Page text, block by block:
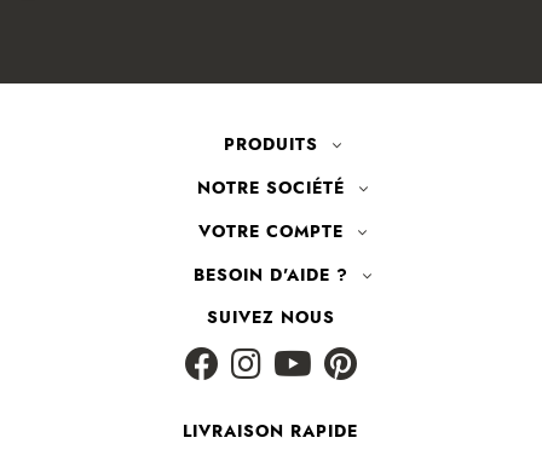
PRODUITS
NOTRE SOCIÉTÉ
VOTRE COMPTE
BESOIN D'AIDE ?
SUIVEZ NOUS
LIVRAISON RAPIDE